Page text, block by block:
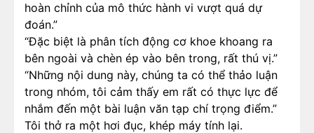
hoàn chỉnh của mô thức hành vi vượt quá dự
đoán.”
“Đặc biệt là phân tích động cơ khoe khoang ra
bên ngoài và chèn ép vào bên trong, rất thú vị.”
“Những nội dung này, chúng ta có thể thảo luận
trong nhóm, tôi cảm thấy em rất có thực lực để
nhắm đến một bài luận văn tạp chí trọng điểm.”
Tôi thở ra một hơi đục, khép máy tính lại.